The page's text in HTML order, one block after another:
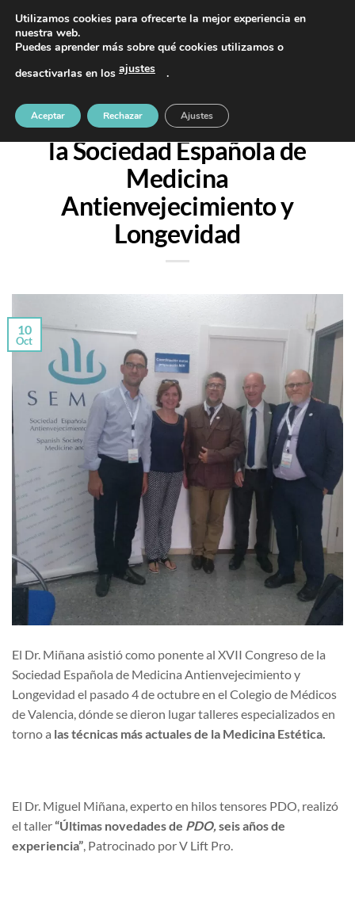
contenido
PIDE TU CITA AL TELÉFONO 637 42 97 25
Talleres XVII Congreso de
la Sociedad Española de
Medicina
Antienvejecimiento y
Longevidad
10
Oct
El Dr. Miñana asistió como ponente al XVII Congreso de la
Sociedad Española de Medicina Antienvejecimiento y
Longevidad el pasado 4 de octubre en el Colegio de Médicos
de Valencia, dónde se dieron lugar talleres especializados en
torno a las técnicas más actuales de la Medicina Estética.
El Dr. Miguel Miñana, experto en hilos tensores PDO, realizó
el taller“Últimas novedades de PDO,seis años de
experiencia”, Patrocinado por V Lift Pro.
Utilizamos cookies para ofrecerte la mejor experiencia en
nuestra web.
Puedes aprender más sobre qué cookies utilizamos o
desactivarlas en los ajustes .
Aceptar Rechazar Ajustes